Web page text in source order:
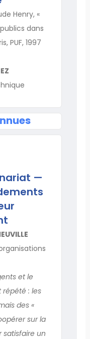
Henry, «
dans
PUF, 1997
—
et le
: les
des «
sur la
un